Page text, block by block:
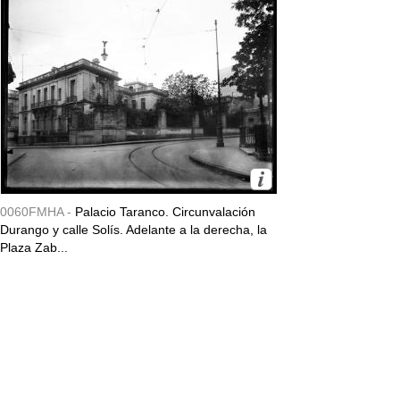
0060FMHA - Palacio Taranco. Circunvalación
Durango y calle Solís. Adelante a la derecha, la
Plaza Zab...